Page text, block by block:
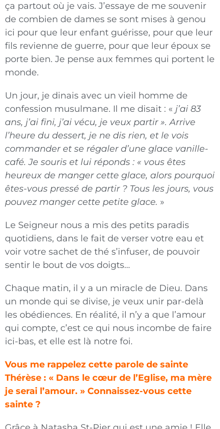
ça partout où je vais. J’essaye de me souvenir
de combien de dames se sont mises à genou
ici pour que leur enfant guérisse, pour que leur
fils revienne de guerre, pour que leur époux se
porte bien. Je pense aux femmes qui portent le
monde.
Un jour, je dinais avec un vieil homme de
confession musulmane. Il me disait : « j’ai 83
ans, j’ai fini, j’ai vécu, je veux partir ». Arrive
l’heure du dessert, je ne dis rien, et le vois
commander et se régaler d’une glace vanille-
café. Je souris et lui réponds : « vous êtes
heureux de manger cette glace, alors pourquoi
êtes-vous pressé de partir ? Tous les jours, vous
pouvez manger cette petite glace. »
Le Seigneur nous a mis des petits paradis
quotidiens, dans le fait de verser votre eau et
voir votre sachet de thé s’infuser, de pouvoir
sentir le bout de vos doigts…
Chaque matin, il y a un miracle de Dieu. Dans
un monde qui se divise, je veux unir par-delà
les obédiences. En réalité, il n’y a que l’amour
qui compte, c’est ce qui nous incombe de faire
ici-bas, et elle est là notre foi.
Vous me rappelez cette parole de sainte
Thérèse : « Dans le cœur de l’Eglise, ma mère
je serai l’amour. » Connaissez-vous cette
sainte ?